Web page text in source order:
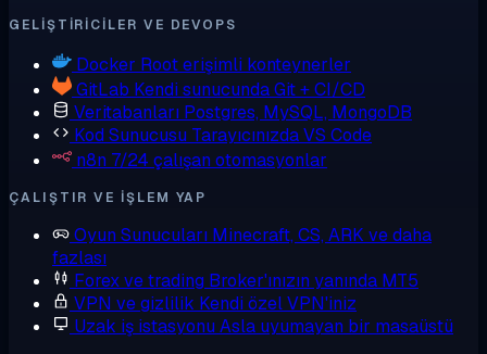
GELIŞTIRICILER VE DEVOPS
Docker Root erişimli konteynerler
GitLab Kendi sunucunda Git + CI/CD
Veritabanları Postgres, MySQL, MongoDB
Kod Sunucusu Tarayıcınızda VS Code
n8n 7/24 çalışan otomasyonlar
ÇALIŞTIR VE IŞLEM YAP
Oyun Sunucuları Minecraft, CS, ARK ve daha
fazlası
Forex ve trading Broker'ınızın yanında MT5
VPN ve gizlilik Kendi özel VPN'iniz
Uzak iş istasyonu Asla uyumayan bir masaüstü